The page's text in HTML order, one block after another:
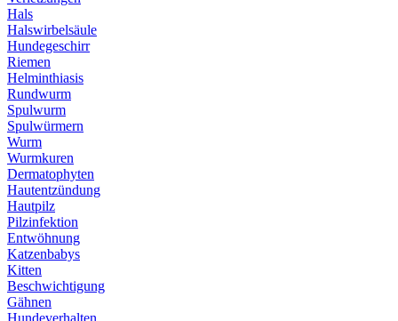
Hals
Halswirbelsäule
Hundegeschirr
Riemen
Helminthiasis
Rundwurm
Spulwurm
Spulwürmern
Wurm
Wurmkuren
Dermatophyten
Hautentzündung
Hautpilz
Pilzinfektion
Entwöhnung
Katzenbabys
Kitten
Beschwichtigung
Gähnen
Hundeverhalten